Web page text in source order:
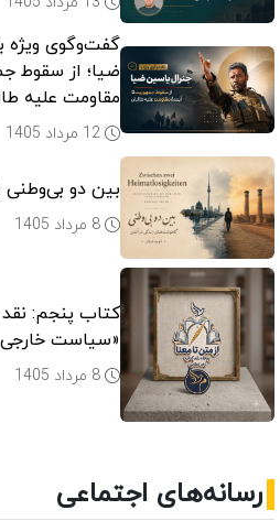
گفت‌وگوی ویژه
ضیا؛ از سقوط
مقاومت علیه
بین دو
کتاب پنجم:
«سیاست خارجی
رسانه‌های اجتماعی